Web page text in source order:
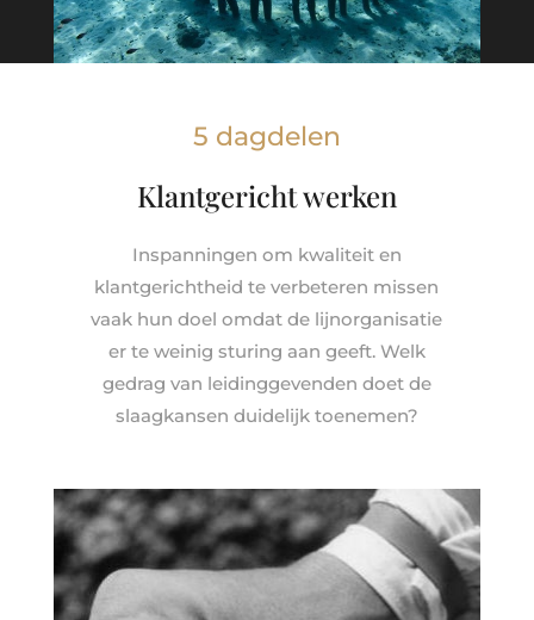
5 dagdelen
Klantgericht werken
Inspanningen om kwaliteit en
klantgerichtheid te verbeteren missen
vaak hun doel omdat de lijnorganisatie
er te weinig sturing aan geeft. Welk
gedrag van leidinggevenden doet de
slaagkansen duidelijk toenemen?